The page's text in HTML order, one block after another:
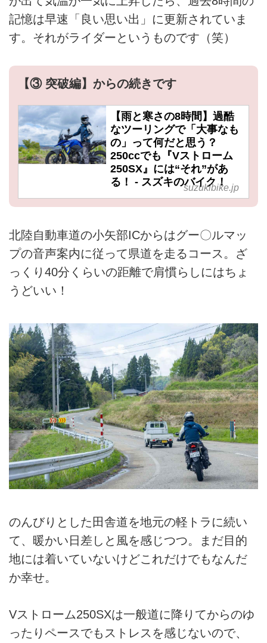
記憶は早速「良い思い出」に更新されていま
す。それがライダーというものです（笑）
【③ 突破編】からの続きです
【雨と寒さの8時間】過酷
なツーリングで「大事なも
の」って何だと思う？
250ccでも『Vストローム
250SX』には“それ”があ
る！ - スズキのバイク！
suzukibike.jp
北陸自動車道の小矢部ICからはグー〇ルマッ
プの音声案内に従って県道を走るコース。ざ
っくり40分くらいの距離で肩慣らしにはちょ
うどいい！
のんびりとした田舎道を地元の軽トラに続い
て、暖かい日差しと風を感じつつ。まだ目的
地には着いていないけどこれだけでもなんだ
か幸せ。
Vストローム250SXは一般道に降りてからのゆ
ったりペースでもストレスを感じないので、